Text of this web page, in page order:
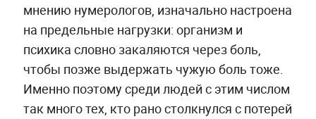
мнению нумерологов, изначально настроена
на предельные нагрузки: организм и
психика словно закаляются через боль,
чтобы позже выдержать чужую боль тоже.
Именно поэтому среди людей с этим числом
так много тех, кто рано столкнулся с потерей